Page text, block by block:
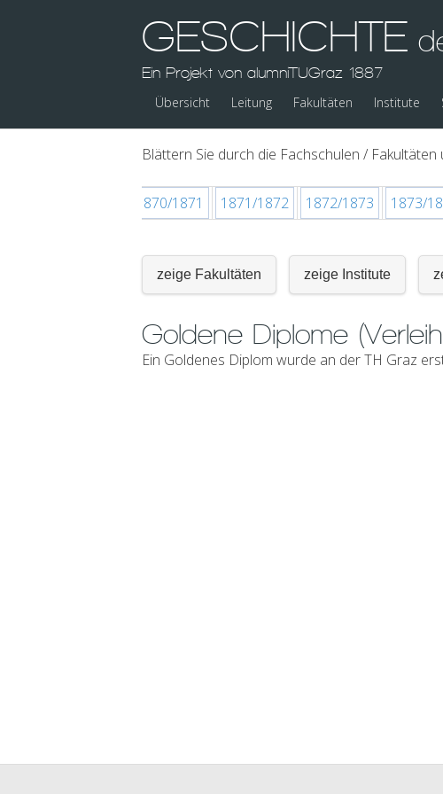
GESCHICHTE
Ein Projekt von alumniTUGraz 1887
Übersicht Leitung Fakultäten Institute
Blättern Sie durch die Fachschulen /
1870/1871 1871/1872 1872/1873 1873/
zeige Fakultäten zeige Institute
Goldene Diplome
Ein Goldenes Diplom wurde an der TH Graz